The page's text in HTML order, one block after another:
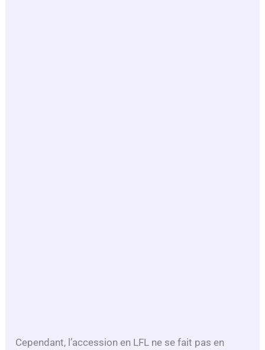
Cependant, l’accession en LFL ne se fait pas en